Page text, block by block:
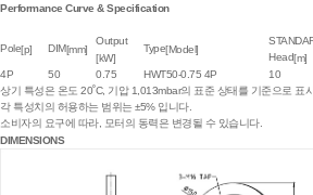
Performance Curve & Specification
Pole[p] DIM[mm]
Output
[kW]
Type[Model]
Head[m]
4P
50 0.75 HWT50-0.75 4P 10
상기 특성은 온도 20˚C, 기압 1,013mbar의 표준 상태를 기준으로 표
각 특성치의 허용하는 범위는 ±5% 입니다.
소비자의 요구에 따라, 모터의 동력은 변경될 수 있습니다.
DIMENSIONS